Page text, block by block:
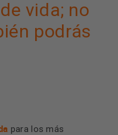
de vida; no
podrás
para los más